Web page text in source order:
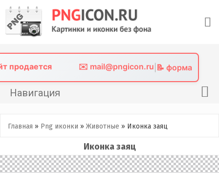
content
продается ✉️ mail@pngicon.ru 📝 форма
Навигация
Png иконки
Фото без фона
Главная » Png иконки » Животные » Иконка заяц
Иконка заяц